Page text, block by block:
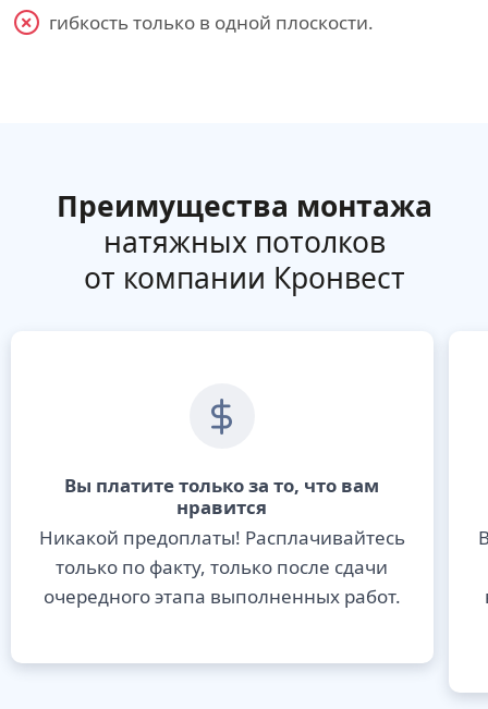
гибкость только в одной плоскости.
Преимущества монтажа
натяжных потолков
от компании Кронвест
Вы платите только за то, что вам
нравится
Никакой предоплаты! Расплачивайтесь
только по факту, только после сдачи
очередного этапа выполненных работ.